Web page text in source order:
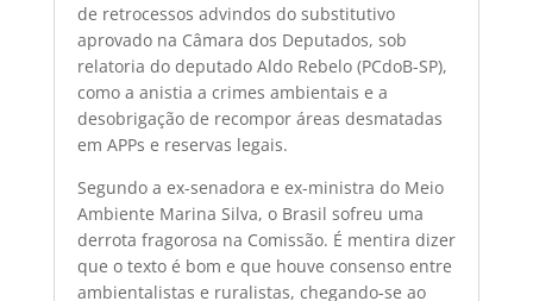
de retrocessos advindos do substitutivo
aprovado na Câmara dos Deputados, sob
relatoria do deputado Aldo Rebelo (PCdoB-SP),
como a anistia a crimes ambientais e a
desobrigação de recompor áreas desmatadas
em APPs e reservas legais.
Segundo a ex-senadora e ex-ministra do Meio
Ambiente Marina Silva, o Brasil sofreu uma
derrota fragorosa na Comissão. É mentira dizer
que o texto é bom e que houve consenso entre
ambientalistas e ruralistas, chegando-se ao